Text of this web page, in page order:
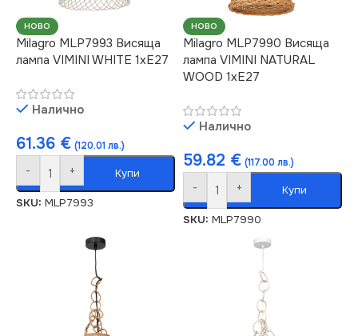
НОВО
Milagro MLP7993 Висяща
лампа VIMINI WHITE 1xE27
Налично
61.36 € (120.01 лв.)
- + Купи
SKU: MLP7993
НОВО
Milagro MLP7990 Висяща
лампа VIMINI NATURAL
WOOD 1xE27
Налично
59.82 € (117.00 лв.)
- + Купи
SKU: MLP7990